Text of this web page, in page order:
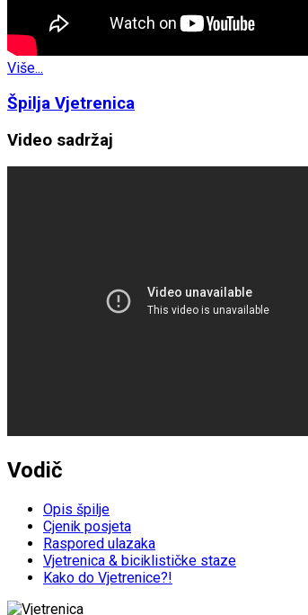
Više...
Špilja Vjetrenica
Video sadržaj
Vodič
Opis špilje
Cjenik posjeta
Raspored ulazaka
Vjetrenica & biciklističke staze
Kako do Vjetrenice?!